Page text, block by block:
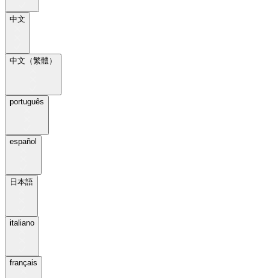
中文
中文（繁體）
português
español
日本語
italiano
français